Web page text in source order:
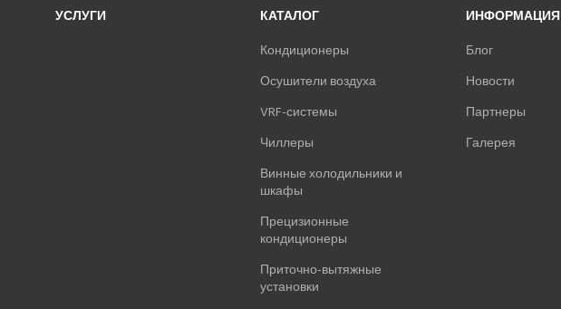
УСЛУГИ
КАТАЛОГ
Кондиционеры
Осушители воздуха
VRF-системы
Чиллеры
Винные холодильники и
шкафы
Прецизионные
кондиционеры
Приточно-вытяжные
установки
ИНФОРМАЦИЯ
Блог
Новости
Партнеры
Галерея